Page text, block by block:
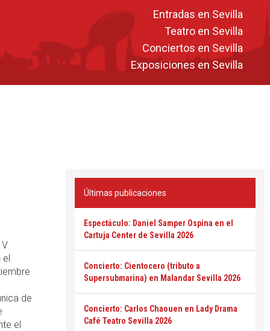
Entradas en Sevilla
Teatro en Sevilla
Conciertos en Sevilla
Exposiciones en Sevilla
el
de
el
Últimas publicaciones
Espectáculo: Daniel Samper Ospina en el
Cartuja Center de Sevilla 2026
Concierto: Cientocero (tributo a
Supersubmarina) en Malandar Sevilla 2026
Concierto: Carlos Chaouen en Lady Drama
Café Teatro Sevilla 2026